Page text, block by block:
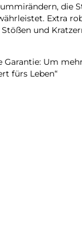
die
Extra
und
Um
fürs Leben“